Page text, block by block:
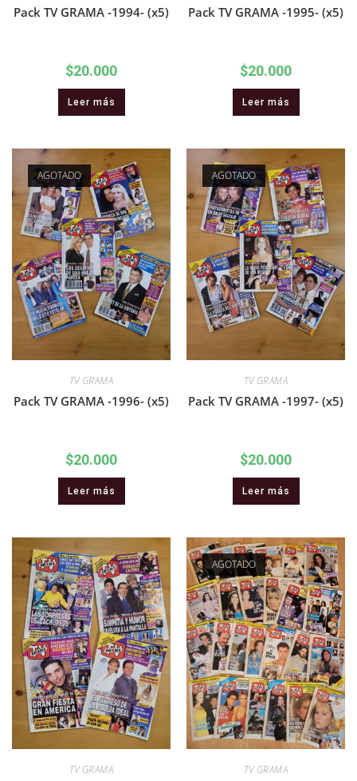
Pack TV GRAMA -1994- (x5)
$20.000
Leer más
Pack TV GRAMA -1995- (x5)
$20.000
Leer más
AGOTADO
TV GRAMA
Pack TV GRAMA -1996- (x5)
$20.000
Leer más
AGOTADO
TV GRAMA
Pack TV GRAMA -1997- (x5)
$20.000
Leer más
TV GRAMA
AGOTADO
TV GRAMA